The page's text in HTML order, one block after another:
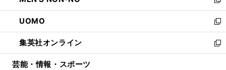
開
く
ウ
で
開
く
ン
ド
ウ
で
開
ウ
ィ
ン
ド
ウ
し
い
ウ
ィ
ン
UOMO
新
し
い
ウ
集英社オンライン
新
し
芸能・情報・スポーツ